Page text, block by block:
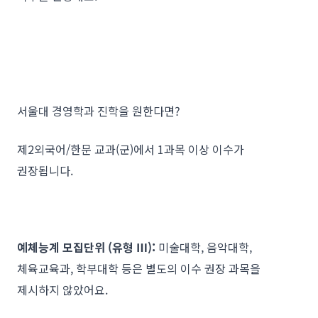
서울대 경영학과 진학을 원한다면?
제2외국어/한문 교과(군)에서 1과목 이상 이수가
권장됩니다.
예체능계 모집단위 (유형 Ⅲ): 미술대학, 음악대학,
체육교육과, 학부대학 등은 별도의 이수 권장 과목을
제시하지 않았어요.